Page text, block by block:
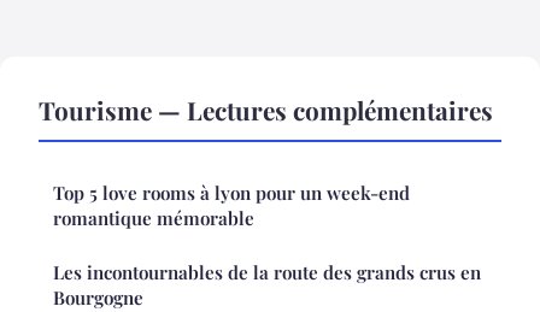
Tourisme — Lectures complémentaires
Top 5 love rooms à lyon pour un week-end
romantique mémorable
Les incontournables de la route des grands crus en
Bourgogne